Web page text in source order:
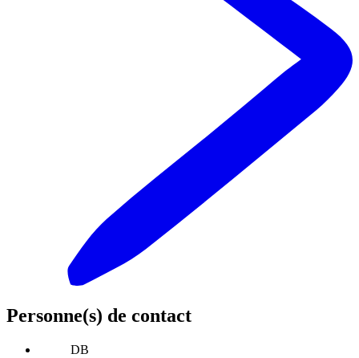
Personne(s) de contact
DB